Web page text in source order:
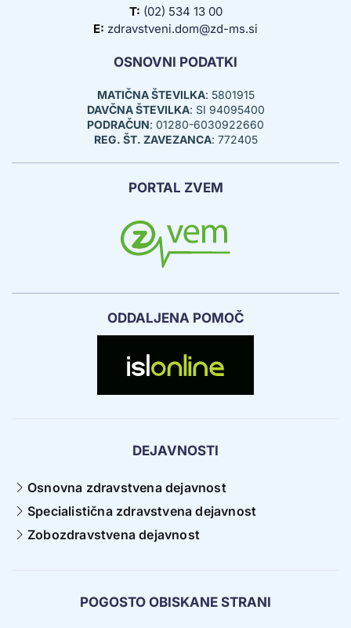
T: (02) 534 13 00
E: zdravstveni.dom@zd-ms.si
OSNOVNI PODATKI
MATIČNA ŠTEVILKA: 5801915
DAVČNA ŠTEVILKA: SI 94095400
PODRAČUN: 01280-6030922660
REG. ŠT. ZAVEZANCA: 772405
PORTAL ZVEM
ODDALJENA POMOČ
DEJAVNOSTI
Osnovna zdravstvena dejavnost
Specialistična zdravstvena dejavnost
Zobozdravstvena dejavnost
POGOSTO OBISKANE STRANI